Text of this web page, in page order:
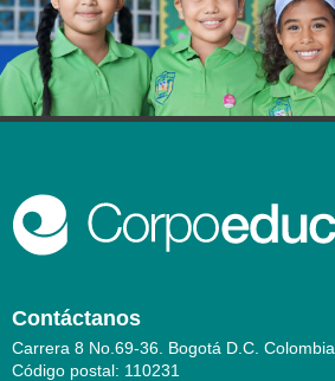
Contáctanos
Carrera 8 No.69-36. Bogotá D.C. Colombia
Código postal: 110231